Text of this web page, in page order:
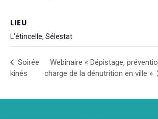
LIEU
L’étincelle, Sélestat
Soirée
kinés
Webinaire « Dépistage,
charge de la dénutrition en ville »